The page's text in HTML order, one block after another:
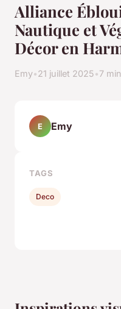
Alliance
Nautique et
Décor en
Emy•21 juillet 2025•7
E Emy
TAGS
Deco